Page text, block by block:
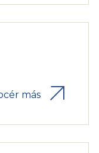
más